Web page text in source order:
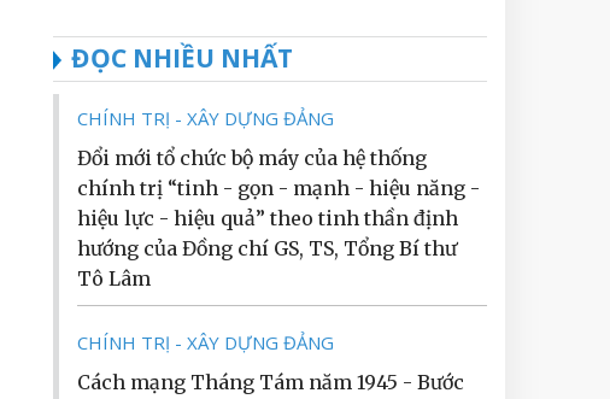
ĐỌC NHIỀU NHẤT
CHÍNH TRỊ - XÂY DỰNG ĐẢNG
Đổi mới tổ chức bộ máy của hệ thống
chính trị “tinh - gọn - mạnh - hiệu năng -
hiệu lực - hiệu quả” theo tinh thần định
hướng của Đồng chí GS, TS, Tổng Bí thư
Tô Lâm
CHÍNH TRỊ - XÂY DỰNG ĐẢNG
Cách mạng Tháng Tám năm 1945 - Bước